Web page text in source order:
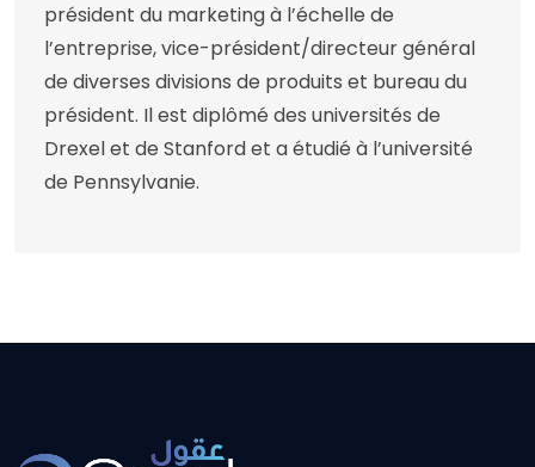
président du marketing à l’échelle de
l’entreprise, vice-président/directeur général
de diverses divisions de produits et bureau du
président. Il est diplômé des universités de
Drexel et de Stanford et a étudié à l’université
de Pennsylvanie.